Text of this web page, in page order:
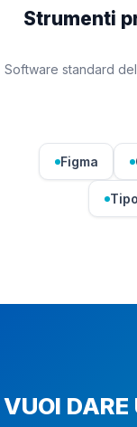
Strumenti
Software standard
Figma
VUOI